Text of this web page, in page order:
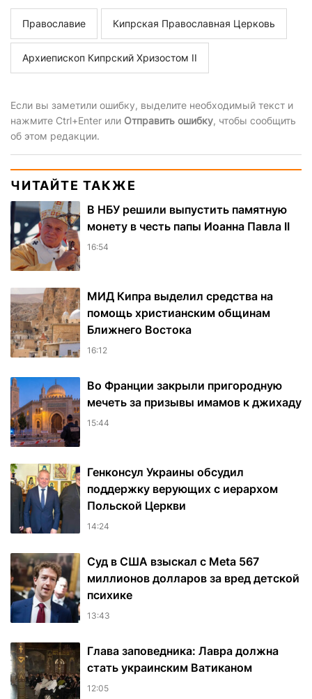
Православие Кипрская Православная Церковь
Архиепископ Кипрский Хризостом II
Если вы заметили ошибку, выделите необходимый текст и
нажмите Ctrl+Enter или Отправить ошибку, чтобы сообщить
об этом редакции.
ЧИТАЙТЕ ТАКЖЕ
В НБУ решили выпустить памятную
монету в честь папы Иоанна Павла II
16:54
МИД Кипра выделил средства на
помощь христианским общинам
Ближнего Востока
16:12
Во Франции закрыли пригородную
мечеть за призывы имамов к джихаду
15:44
Генконсул Украины обсудил
поддержку верующих с иерархом
Польской Церкви
14:24
Суд в США взыскал с Meta 567
миллионов долларов за вред детской
психике
13:43
Глава заповедника: Лавра должна
стать украинским Ватиканом
12:05